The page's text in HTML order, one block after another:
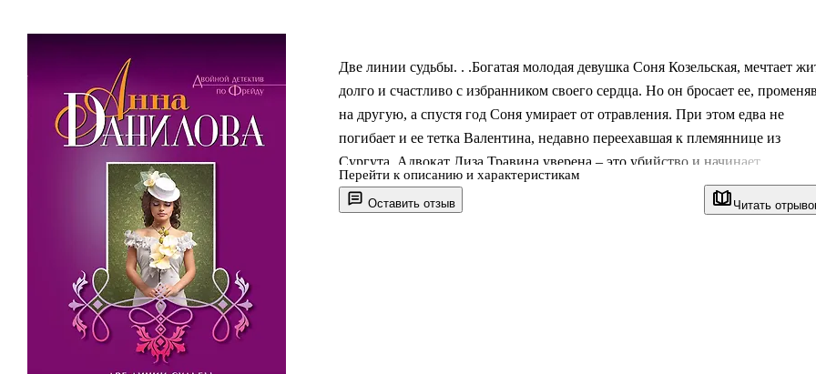
Оставить отзыв Читать
Две линии судьбы. . .Богатая молодая девушка Соня Козельская, мечтает
долго и счастливо с избранником своего сердца. Но он бросает ее, променяв
на другую, а спустя год Соня умирает от отравления. При этом едва не
погибает и ее тетка Валентина, недавно переехавшая к племяннице из
Сургута. Адвокат Лиза Травина уверена – это убийство и начинает
расследование... . .Когда остановится сердце. . .Казалось бы, у известной
киноактрисы Людмилы Дунай множество поклонников, и она купается в
Перейти к описанию и характеристикам